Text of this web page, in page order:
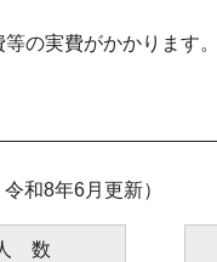
の実費がかかります。
和8年6月更新）
数